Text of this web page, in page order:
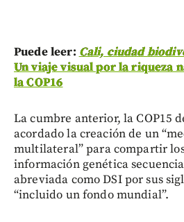
Puede leer: Cali, ciudad
Un viaje visual por la riqueza
la COP16
La cumbre anterior, la COP15
acordado la creación de un
multilateral” para compartir
información genética
abreviada como DSI por sus
“incluido un fondo mundial”.